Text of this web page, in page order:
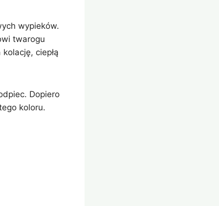
wypieków.
twarogu
ciepłą
Dopiero
koloru.